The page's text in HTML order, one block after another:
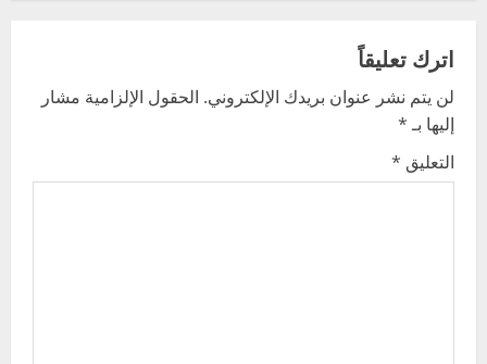
v
i
g
اترك تعليقاً
لن يتم نشر عنوان بريدك الإلكتروني. الحقول الإلزامية مشار
إليها بـ*
التعليق *